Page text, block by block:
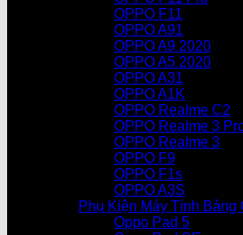
OPPO F11
OPPO A91
OPPO A9 2020
OPPO A5 2020
OPPO A31
OPPO A1K
OPPO Realme C2
OPPO Realme 3
OPPO Realme 3
OPPO F9
OPPO F1s
OPPO A3S
Phụ Kiện Máy Tính Bảng
Oppo Pad 5